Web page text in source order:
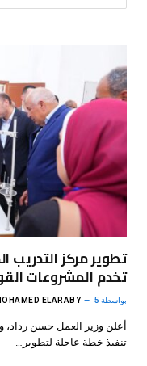
تخدم المشروعات
بواسطة ELARABY 5 أغسطس، 2026
أعلن وزير العمل حسن رداد،
تنفيذ خطة عاجلة لتطوير…